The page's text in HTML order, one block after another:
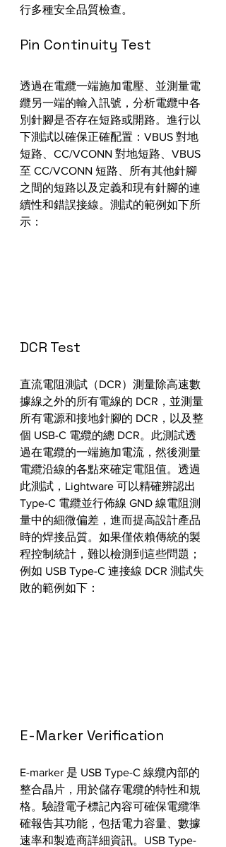
行多種安全品質檢查。
Pin Continuity Test
透過在電纜一端施加電壓、並測量電
纜另一端的輸入訊號，分析電纜中各
別針腳是否存在短路或開路。進行以
下測試以確保正確配置：VBUS 對地
短路、CC/VCONN 對地短路、VBUS
至 CC/VCONN 短路、所有其他針腳
之間的短路以及定義和現有針腳的連
續性和錯誤接線。測試的範例如下所
示：
DCR Test
直流電阻測試（DCR）測量除高速數
據線之外的所有電線的 DCR，並測量
所有電源和接地針腳的 DCR，以及整
個 USB-C 電纜的總 DCR。此測試透
過在電纜的一端施加電流，然後測量
電纜沿線的各點來確定電阻值。透過
此測試，Lightware 可以精確辨認出
Type-C 電纜並行佈線 GND 線電阻測
量中的細微偏差，進而提高設計產品
時的焊接品質。如果僅依賴傳統的製
程控制統計，難以檢測到這些問題；
例如 USB Type-C 連接線 DCR 測試失
敗的範例如下：
E-Marker Verification
E-marker 是 USB Type-C 線纜內部的
整合晶片，用於儲存電纜的特性和規
格。驗證電子標記內容可確保電纜準
確報告其功能，包括電力容量、數據
速率和製造商詳細資訊。USB Type-